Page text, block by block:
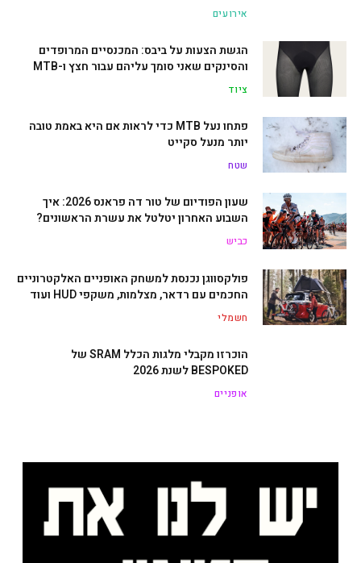
אירועים
הגשת הצעות על ביבס: המכנסיים המרופדים
והסינקים שאני סומך עליהם עבור חצץ ו-MTB
ציוד
פתחו נעל MTB כדי לראות אם היא באמת טובה
יותר מנעל סקייט
שטח
שעון הפודיום של טור דה פראנס 2026: איך
השבוע האחרון יטלטל את עשרת הראשונים?
כביש
פולקסווגן נכנסת למשחק האופניים האלקטרוניים
החכמים עם רדאר, מצלמות, משקפי HUD ועוד
חשמלי
הוכרזו מקבלי מלגות הכלל SRAM של
BESPOKED לשנת 2026
אופניים